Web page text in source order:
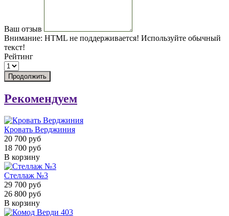
Ваш отзыв
Внимание: HTML не поддерживается! Используйте обычный
текст!
Рейтинг
Продолжить
Рекомендуем
Кровать Верджиния
20 700 руб
18 700 руб
В корзину
Стеллаж №3
29 700 руб
26 800 руб
В корзину